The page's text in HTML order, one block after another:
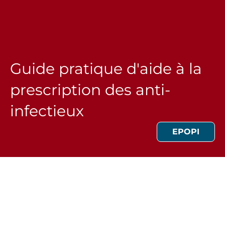
Guide pratique d'aide à la
prescription des anti-
infectieux
EPOPI